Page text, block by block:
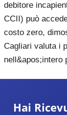
debitore
CCII) può
costo zero,
Cagliari valuta i
nell&apos;intero
Hai